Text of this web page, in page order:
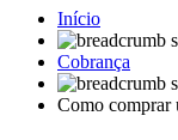
Início
Cobrança
Como comprar